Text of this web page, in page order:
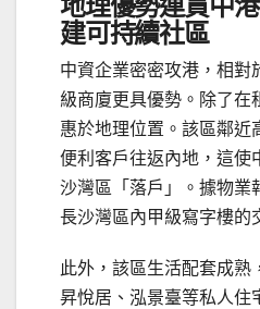
地理優勢連貫中
建可持續社區
中資企業密密攻港，相對
級商廈更具優勢。除了在
惠於地理位置。該區鄰近
便利客戶往返內地，這使
沙灣區「落戶」。據物業
長沙灣區內甲級寫字樓的
此外，該區生活配套成熟
昇悅居、泓景臺等私人住